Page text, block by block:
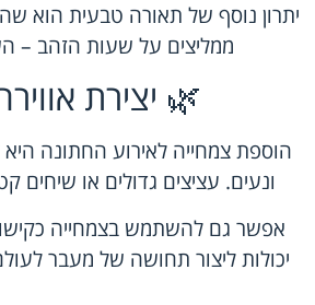
יתרון נוסף של תאורה טבעית הוא
ממליצים על שעות הזהב –
🌿 יצירת
הוספת צמחייה לאירוע החתונה
ונעים. עציצים גדולים או שיחים
אפשר גם להשתמש בצמחייה
יכולות ליצור תחושה של מעבר